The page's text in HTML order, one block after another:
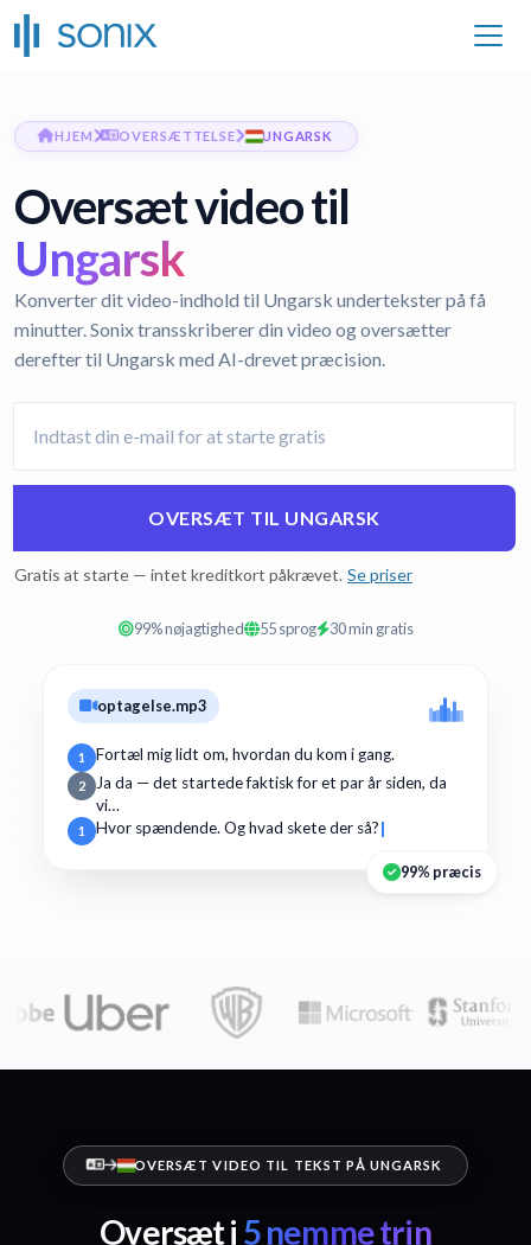
HJEM OVERSÆTTELSE UNGARSK
Oversæt video til
Ungarsk
Konverter dit video-indhold til Ungarsk undertekster på få
minutter. Sonix transskriberer din video og oversætter
derefter til Ungarsk med AI-drevet præcision.
OVERSÆT TIL UNGARSK
Gratis at starte — intet kreditkort påkrævet. Se priser
99% nøjagtighed 55 sprog 30 min gratis
optagelse.mp3
1 Fortæl mig lidt om, hvordan du kom i gang.
2
Ja da — det startede faktisk for et par år siden, da
vi…
1 Hvor spændende. Og hvad skete der så?
99% præcis
OVERSÆT VIDEO TIL TEKST PÅ UNGARSK
Oversæt i 5 nemme trin